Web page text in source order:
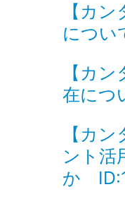
【カ
につい
【カ
在に
【カ
ント活
か